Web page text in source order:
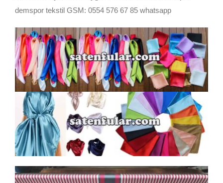
demspor tekstil GSM: 0554 576 67 85 whatsapp